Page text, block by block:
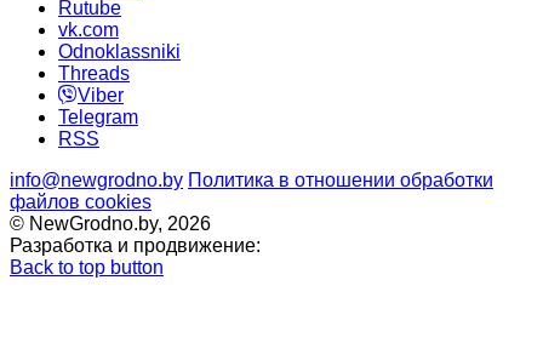
Rutube
vk.com
Odnoklassniki
Threads
Viber
Telegram
RSS
info@newgrodno.by Политика в отношении обработки
файлов cookies
© NewGrodno.by, 2026
Разработка и продвижение:
Back to top button